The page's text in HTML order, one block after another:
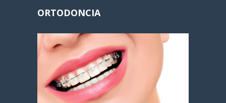
ORTODONCIA